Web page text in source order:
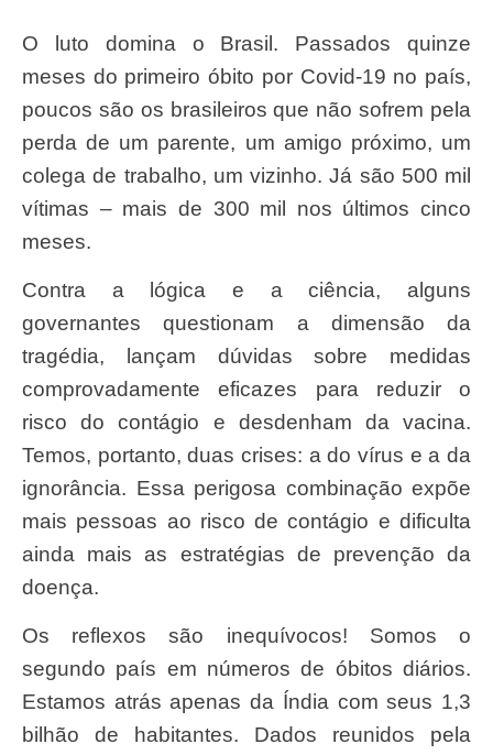
O luto domina o Brasil. Passados quinze
meses do primeiro óbito por Covid-19 no país,
poucos são os brasileiros que não sofrem pela
perda de um parente, um amigo próximo, um
colega de trabalho, um vizinho. Já são 500 mil
vítimas – mais de 300 mil nos últimos cinco
meses.
Contra a lógica e a ciência, alguns
governantes questionam a dimensão da
tragédia, lançam dúvidas sobre medidas
comprovadamente eficazes para reduzir o
risco do contágio e desdenham da vacina.
Temos, portanto, duas crises: a do vírus e a da
ignorância. Essa perigosa combinação expõe
mais pessoas ao risco de contágio e dificulta
ainda mais as estratégias de prevenção da
doença.
Os reflexos são inequívocos! Somos o
segundo país em números de óbitos diários.
Estamos atrás apenas da Índia com seus 1,3
bilhão de habitantes. Dados reunidos pela